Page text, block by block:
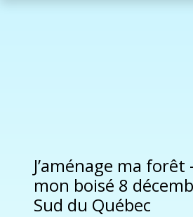
J’aménage ma forêt
mon boisé 8
Sud du Québec